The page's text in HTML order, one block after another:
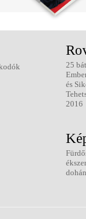
25
és
2016